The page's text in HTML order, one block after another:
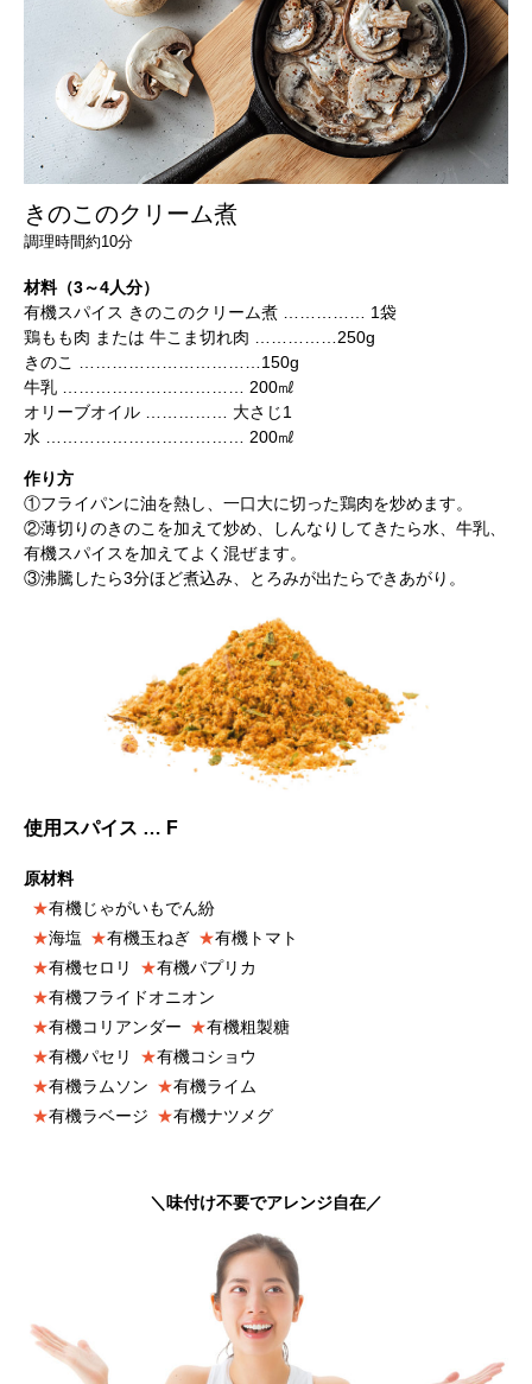
きのこのクリーム煮
調理時間約10分
材料（3～4人分）
有機スパイス きのこのクリーム煮 …………… 1袋
鶏もも肉 または 牛こま切れ肉 ……………250g
きのこ ……………………………150g
牛乳 …………………………… 200㎖
オリーブオイル …………… 大さじ1
水 ……………………………… 200㎖
作り方
①フライパンに油を熱し、一口大に切った鶏肉を炒めます。
②薄切りのきのこを加えて炒め、しんなりしてきたら水、牛乳、
有機スパイスを加えてよく混ぜます。
③沸騰したら3分ほど煮込み、とろみが出たらできあがり。
使用スパイス … F
原材料
★有機じゃがいもでん紛
★海塩 ★有機玉ねぎ ★有機トマト
★有機セロリ ★有機パプリカ
★有機フライドオニオン
★有機コリアンダー ★有機粗製糖
★有機パセリ ★有機コショウ
★有機ラムソン ★有機ライム
★有機ラベージ ★有機ナツメグ
＼味付け不要でアレンジ自在／